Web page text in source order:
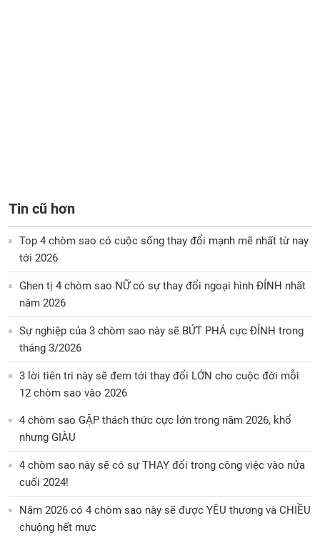
Tin cũ hơn
Top 4 chòm sao có cuộc sống thay đổi mạnh mẽ nhất từ nay
tới 2026
Ghen tị 4 chòm sao NỮ có sự thay đổi ngoại hình ĐỈNH nhất
năm 2026
Sự nghiệp của 3 chòm sao này sẽ BỨT PHÁ cực ĐỈNH trong
tháng 3/2026
3 lời tiên tri này sẽ đem tới thay đổi LỚN cho cuộc đời mỗi
12 chòm sao vào 2026
4 chòm sao GẶP thách thức cực lớn trong năm 2026, khổ
nhưng GIÀU
4 chòm sao này sẽ có sự THAY đổi trong công việc vào nửa
cuối 2024!
Năm 2026 có 4 chòm sao này sẽ được YÊU thương và CHIỀU
chuộng hết mực